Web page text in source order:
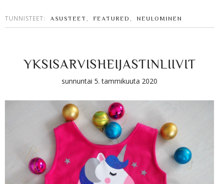
TUNNISTEET: ASUSTEET , FEATURED , NEULOMINEN
YKSISARVISHEIJASTINLIIVIT
sunnuntai 5. tammikuuta 2020